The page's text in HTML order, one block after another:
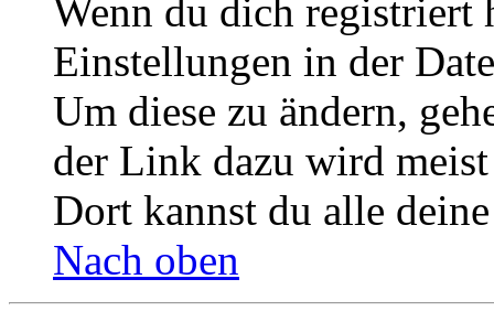
Wenn du dich registriert
Einstellungen in der
Um diese zu ändern,
der Link dazu wird
Dort kannst du alle
Nach oben